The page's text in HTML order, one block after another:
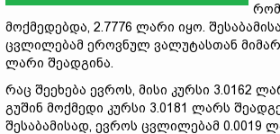
მოქმედებდა, 2.7776 ლარი იყო.
ცვლილებამ ეროვნულ ვალუტასთან
ლარი შეადგინა.
რაც შეეხება ევროს, მისი კურსი 3.0162
გუშინ მოქმედი კურსი 3.0181 ლარს
შესაბამისად, ევროს ცვლილებამ 0.0019